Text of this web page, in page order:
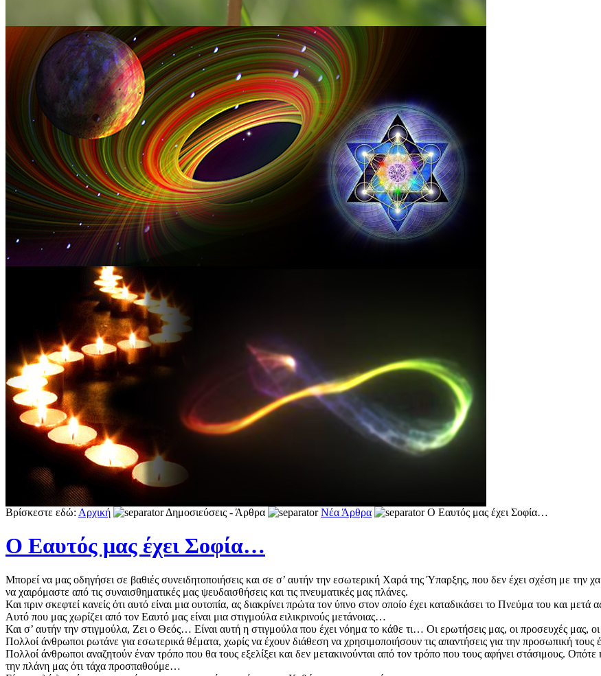
Βρίσκεστε εδώ: Αρχική Δημοσιεύσεις - Άρθρα Νέα Άρθρα Ο Εαυτός μας έχει Σοφία…
Ο Εαυτός μας έχει Σοφία…
Μπορεί να μας οδηγήσει σε βαθιές συνειδητοποιήσεις και σε σ’ αυτήν την εσωτερική Χαρά της Ύπαρξης, που δεν έχει σχέση με
να χαιρόμαστε από τις συναισθηματικές μας ψευδαισθήσεις και τις πνευματικές μας πλάνες.
Και πριν σκεφτεί κανείς ότι αυτό είναι μια ουτοπία, ας διακρίνει πρώτα τον ύπνο στον οποίο έχει καταδικάσει το Πνεύμα του και μετά
Αυτό που μας χωρίζει από τον Εαυτό μας είναι μια στιγμούλα ειλικρινούς μετάνοιας…
Και σ’ αυτήν την στιγμούλα, Ζει ο Θεός… Είναι αυτή η στιγμούλα που έχει νόημα το κάθε τι… Οι ερωτήσεις μας, οι προσευχές μας,
Πολλοί άνθρωποι ρωτάνε για εσωτερικά θέματα, χωρίς να έχουν διάθεση να χρησιμοποιήσουν τις απαντήσεις για την προσωπική
Πολλοί άνθρωποι αναζητούν έναν τρόπο που θα τους εξελίξει και δεν μετακινούνται από τον τρόπο που τους αφήνει στάσιμους.
την πλάνη μας ότι τάχα προσπαθούμε…